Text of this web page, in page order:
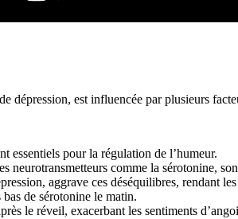
dépression, est influencée par plusieurs
essentiels pour la régulation de l’humeur.
neurotransmetteurs comme la sérotonine,
aggrave ces déséquilibres, rendant
de sérotonine le matin.
le réveil, exacerbant les sentiments